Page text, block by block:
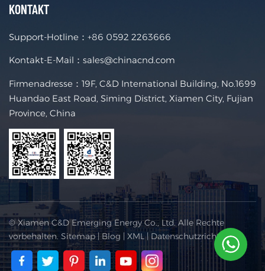
KONTAKT
Support-Hotline： +86 0592 2263666
Kontakt-E-Mail： sales@chinacnd.com
Firmenadresse：19F, C&D International Building, No.1699
Huandao East Road, Siming District, Xiamen City, Fujian
Province, China
© Xiamen C&D Emerging Energy Co., Ltd. Alle Rechte
vorbehalten. Sitemap|Blog | XML| Datenschutzrichtlinie